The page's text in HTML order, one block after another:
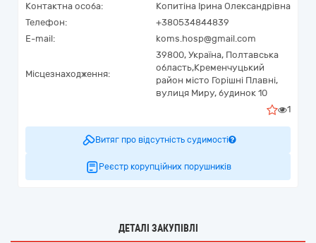
Контактна особа:
Копитіна Ірина Олександрівна
Телефон:
+380534844839
E-mail:
koms.hosp@gmail.com
Місцезнаходження:
39800, Україна, Полтавська
область,Кременчуцький
район місто Горішні Плавні,
вулиця Миру, будинок 10
1
Витяг про відсутність судимості
Реєстр корупційних порушників
ДЕТАЛІ ЗАКУПІВЛІ